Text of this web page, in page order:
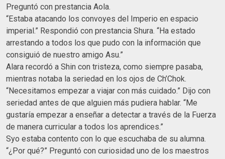
Preguntó con prestancia Aola.
“Estaba atacando los convoyes del Imperio en espacio
imperial.” Respondió con prestancia Shura. “Ha estado
arrestando a todos los que pudo con la información que
consiguió de nuestro amigo Asu.”
Alara recordó a Shin con tristeza, como siempre pasaba,
mientras notaba la seriedad en los ojos de Ch’Chok.
“Necesitamos empezar a viajar con más cuidado.” Dijo con
seriedad antes de que alguien más pudiera hablar. “Me
gustaría empezar a enseñar a detectar a través de la Fuerza
de manera curricular a todos los aprendices.”
Syo estaba contento con lo que escuchaba de su alumna.
“¿Por qué?” Preguntó con curiosidad uno de los maestros